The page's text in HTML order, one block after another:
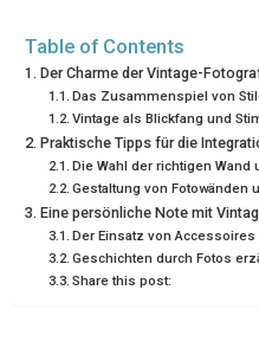
)
Table of Contents
Der Charme der Vintage-
Das Zusammenspiel von
Vintage als Blickfang und
Praktische Tipps für die
Die Wahl der richtigen Wand
Gestaltung von Fotowänden
Eine persönliche Note mit
Der Einsatz von
Geschichten durch Fotos
Share this post: